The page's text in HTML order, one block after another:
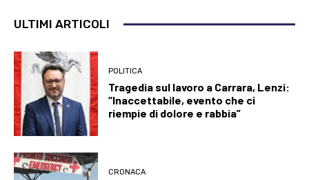
ULTIMI ARTICOLI
POLITICA
Tragedia sul lavoro a Carrara, Lenzi:
“Inaccettabile, evento che ci
riempie di dolore e rabbia”
CRONACA